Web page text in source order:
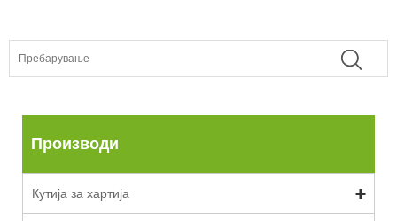
Производи
Кутија за хартија